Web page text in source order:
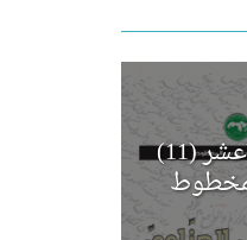
صدور العدد الحادي عشر (11)